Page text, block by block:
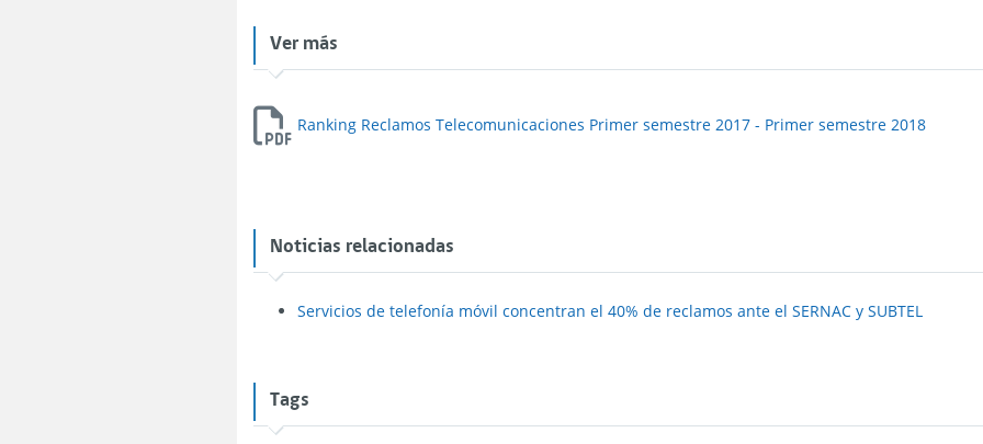
Ver más
Ranking Reclamos Telecomunicaciones Primer semestre 2017 - Primer semestre 2018
Noticias relacionadas
Servicios de telefonía móvil concentran el 40% de reclamos ante el SERNAC y SUBTEL
Tags